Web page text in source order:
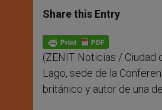
t
s
p
p
s
e
g
e
r
e
b
o
k
Share this Entry
(ZENIT Noticias / Ciudad
Lago, sede de la
británico y autor de una